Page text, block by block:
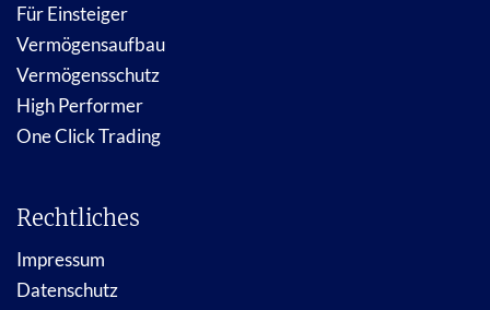
Für Einsteiger
Vermögensaufbau
Vermögensschutz
High Performer
One Click Trading
Rechtliches
Impressum
Datenschutz